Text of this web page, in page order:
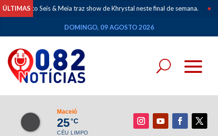
ÚLTIMAS
Seis & Meia traz show de Khrystal neste final de semana. •
DOMINGO, 09 AGOSTO 2026
Maceió
25°C
CÉU LIMPO